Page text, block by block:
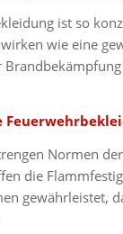
ist so
wie eine
Normen
die
gewährleistet,